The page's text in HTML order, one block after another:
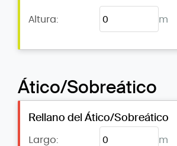
Altura: m
Ático/Sobreático
Rellano del Ático/Sobreático
Largo: m